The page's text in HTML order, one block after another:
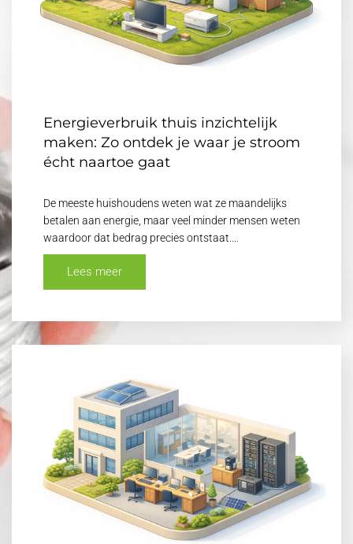
Energieverbruik thuis inzichtelijk
maken: Zo ontdek je waar je stroom
écht naartoe gaat
De meeste huishoudens weten wat ze maandelijks
betalen aan energie, maar veel minder mensen weten
waardoor dat bedrag precies ontstaat.…
Lees meer